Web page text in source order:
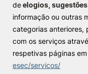
Candidaturas
deelogios,
informação ou outras
categorias anteriores,
com os serviços
respetivas páginas em
esec/servicos/